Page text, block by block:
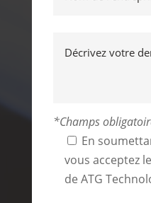
*Champs
En
vous acceptez
de ATG